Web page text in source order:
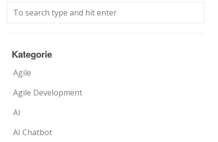
Kategorie
Agile
Agile Development
AI
AI Chatbot